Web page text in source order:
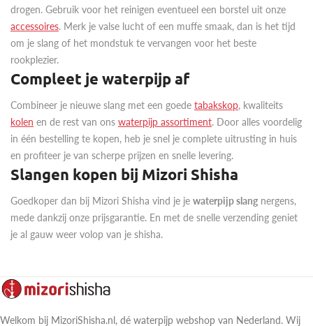
drogen. Gebruik voor het reinigen eventueel een borstel uit onze
accessoires. Merk je valse lucht of een muffe smaak, dan is het tijd
om je slang of het mondstuk te vervangen voor het beste
rookplezier.
Compleet je waterpijp af
Combineer je nieuwe slang met een goede tabakskop, kwaliteits
kolen en de rest van ons waterpijp assortiment. Door alles voordelig
in één bestelling te kopen, heb je snel je complete uitrusting in huis
en profiteer je van scherpe prijzen en snelle levering.
Slangen kopen bij Mizori Shisha
Goedkoper dan bij Mizori Shisha vind je je waterpijp slang nergens,
mede dankzij onze prijsgarantie. En met de snelle verzending geniet
je al gauw weer volop van je shisha.
Welkom bij MizoriShisha.nl, dé waterpijp webshop van Nederland. Wij